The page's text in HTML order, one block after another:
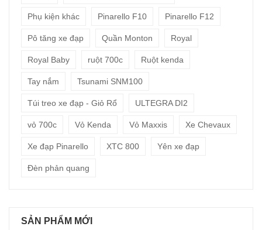
Phụ kiện khác Pinarello F10 Pinarello F12
Pô tăng xe đạp Quần Monton Royal
Royal Baby ruột 700c Ruột kenda
Tay nắm Tsunami SNM100
Túi treo xe đạp - Giỏ Rổ ULTEGRA DI2
vỏ 700c Vỏ Kenda Vỏ Maxxis Xe Chevaux
Xe đạp Pinarello XTC 800 Yên xe đạp
Đèn phản quang
SẢN PHẨM MỚI